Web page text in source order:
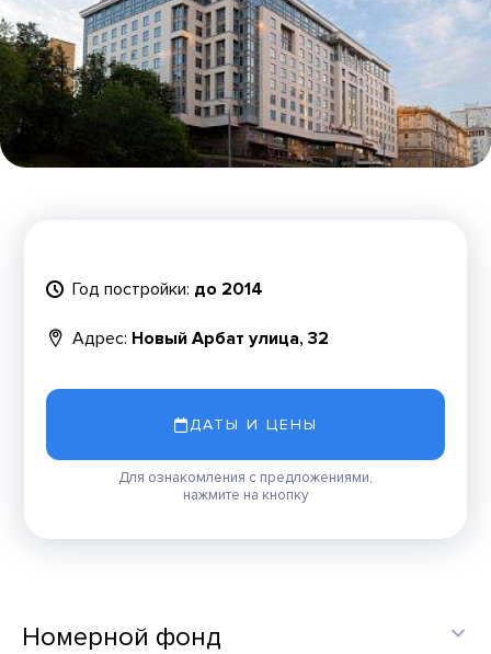
Год постройки: до 2014
Адрес: Новый Арбат улица, 32
ДАТЫ И ЦЕНЫ
Для ознакомления с предложениями,
нажмите на кнопку
Номерной фонд